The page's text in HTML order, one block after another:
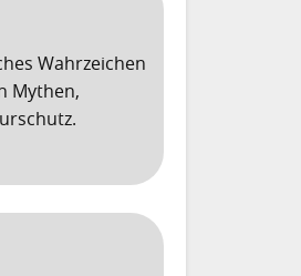
Wahrzeichen
Mythen,